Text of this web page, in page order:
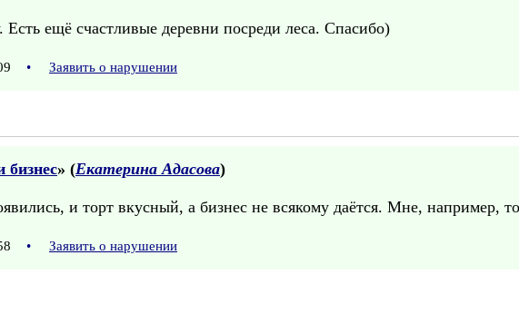
Есть ещё счастливые деревни посреди леса. Спасибо)
• Заявить о нарушении
бизнес» (Екатерина Адасова)
и торт вкусный, а бизнес не всякому даётся. Мне, например,
• Заявить о нарушении